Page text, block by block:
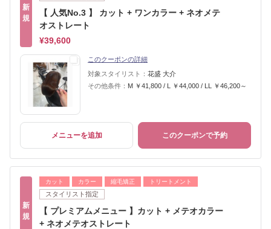
新
規
【 人気No.3 】 カット + ワンカラー + ネオメテ
オストレート
¥39,600
このクーポンの詳細
対象スタイリスト： 花盛 大介
その他条件： M ￥41,800 / L ￥44,000 / LL ￥46,200～
メニューを追加 このクーポンで予約
新
規
カット カラー 縮毛矯正 トリートメント
スタイリスト指定
【 プレミアムメニュー 】カット + メテオカラー
+ ネオメテオストレート